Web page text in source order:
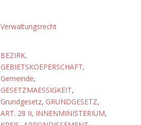
Verwaltungsrecht
BEZIRK,
GEBIETSKOEPERSCHAFT,
Gemeinde,
GESETZMAESSIGKEIT,
Grundgesetz, GRUNDGESETZ,
ART. 28 II, INNENMINISTERIUM,